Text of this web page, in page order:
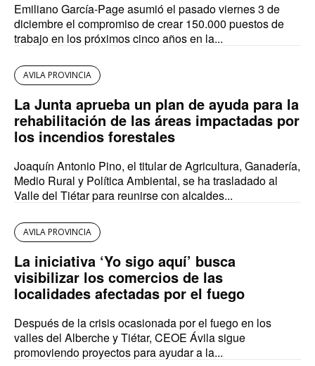
Emiliano García-Page asumió el pasado viernes 3 de
diciembre el compromiso de crear 150.000 puestos de
trabajo en los próximos cinco años en la...
AVILA PROVINCIA
La Junta aprueba un plan de ayuda para la
rehabilitación de las áreas impactadas por
los incendios forestales
Joaquín Antonio Pino, el titular de Agricultura, Ganadería,
Medio Rural y Política Ambiental, se ha trasladado al
Valle del Tiétar para reunirse con alcaldes...
AVILA PROVINCIA
La iniciativa ‘Yo sigo aquí’ busca
visibilizar los comercios de las
localidades afectadas por el fuego
Después de la crisis ocasionada por el fuego en los
valles del Alberche y Tiétar, CEOE Ávila sigue
promoviendo proyectos para ayudar a la...